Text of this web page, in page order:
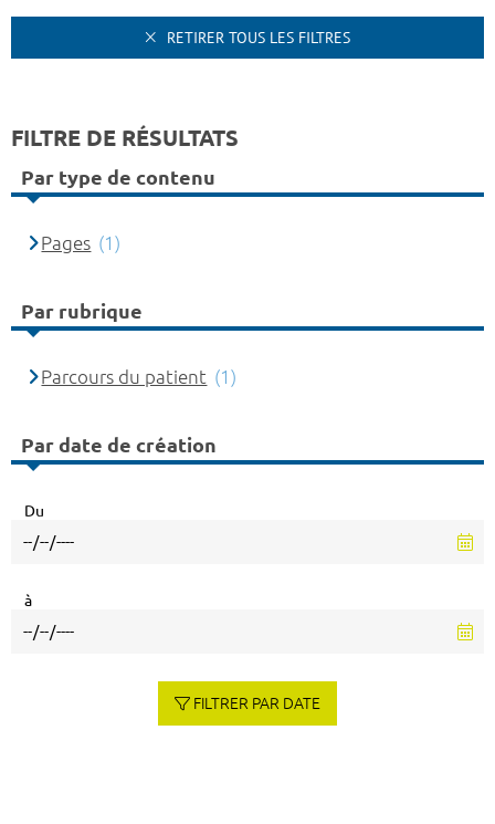
RETIRER TOUS LES FILTRES
FILTRE DE RÉSULTATS
Par type de contenu
Pages (1)
Par rubrique
Parcours du patient (1)
Par date de création
Du
à
FILTRER PAR DATE